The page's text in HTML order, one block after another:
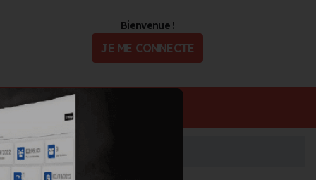
Bienvenue !
JE ME CONNECTE